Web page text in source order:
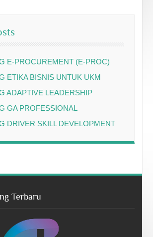
E-PROCUREMENT (E-PROC)
ETIKA BISNIS UNTUK UKM
ADAPTIVE LEADERSHIP
GA PROFESSIONAL
DRIVER SKILL DEVELOPMENT
Terbaru